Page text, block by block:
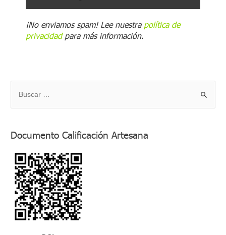
¡No enviamos spam! Lee nuestra política de
privacidadpara más información.
u
c
Documento Calificación Artesana